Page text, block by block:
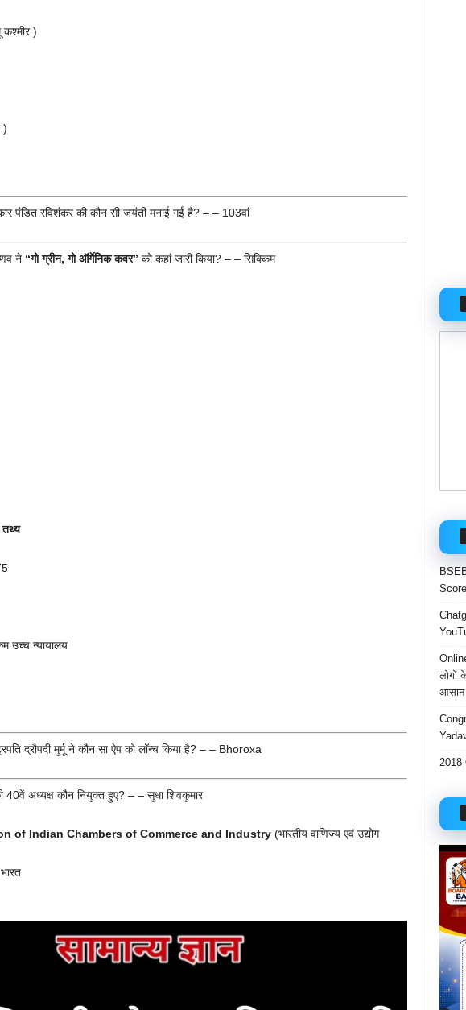
)
)
पंडित रविशंकर की कौन सी जयंती मनाई गई है? – – 103वां
ने “गो ग्रीन, गो ऑर्गेनिक कवर” को कहां जारी किया? – – सिक्किम
तथ्य
उच्च न्यायालय
द्रौपदी मुर्मू ने कौन सा ऐप को लॉन्च किया है? – – Bhoroxa
40वें अध्यक्ष कौन नियुक्त हुए? – – सुधा शिवकुमार
of Indian Chambers of Commerce and Industry (भारतीय वाणिज्य एवं उद्योग
लोगों
आसान
2018